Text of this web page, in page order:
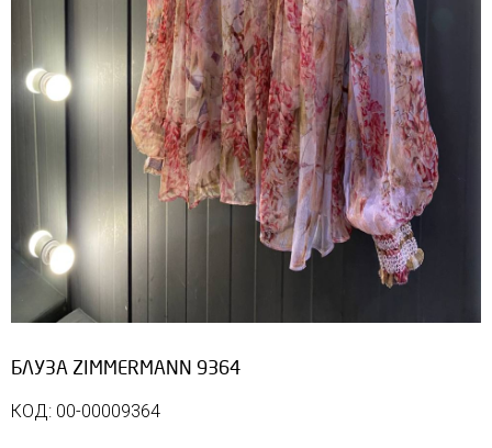
БЛУЗА ZIMMERMANN 9364
КОД: 00-00009364